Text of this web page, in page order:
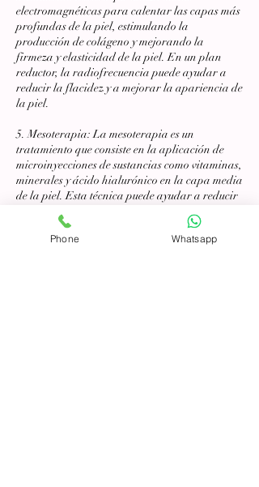
electromagnéticas para calentar las capas más
profundas de la piel, estimulando la
producción de colágeno y mejorando la
firmeza y elasticidad de la piel. En un plan
reductor, la radiofrecuencia puede ayudar a
reducir la flacidez y a mejorar la apariencia de
la piel.
5. Mesoterapia: La mesoterapia es un
tratamiento que consiste en la aplicación de
microinyecciones de sustancias como vitaminas,
minerales y ácido hialurónico en la capa media
de la piel. Esta técnica puede ayudar a reducir
la grasa localizada, mejorar la circulación y
favorecer la eliminación de toxinas.
Phone Whatsapp